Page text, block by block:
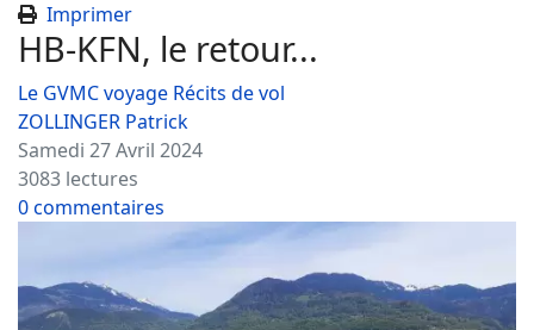
Imprimer
HB-KFN, le retour...
Le GVMC voyage Récits de vol
ZOLLINGER Patrick
Samedi 27 Avril 2024
3083 lectures
0 commentaires